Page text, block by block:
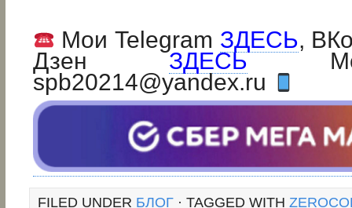
Мои Telegram ЗДЕСЬ,
ДзенЗДЕСЬМой
spb20214@yandex.ru
FILED UNDER БЛОГ · TAGGED WITH